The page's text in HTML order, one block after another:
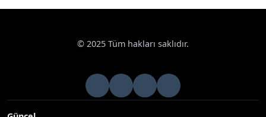
Eğitim Üniversite-sektör ilişkisi yeniden şekilleniyor
Bahçeşehir Üniversitesinde düzenlenen "Yükseköğretim
Çalıştayı 2"de, üniversite-sektör ilişkilerindeki dönüşüm